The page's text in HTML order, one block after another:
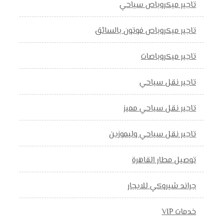
تاجير ميكروباص سياحي
تاجير ميكروباص فوتون بالسائق
تاجير ميكروباصات
تاجير نقل سياحي
تاجير نقل سياحي مميز
تاجير نقل سياحي وليموزين
توصيل مطار القاهرة
جراند شيروكي للايجار
خدمات VIP